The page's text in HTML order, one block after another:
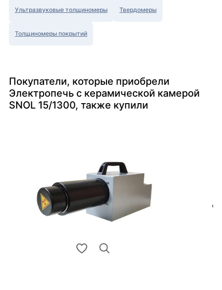
Ультразвуковые толщиномеры Твердомеры
Толщиномеры покрытий
Покупатели, которые приобрели
Электропечь с керамической камерой
SNOL 15/1300, также купили